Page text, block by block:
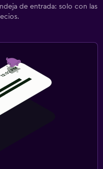
de entrada: solo con las